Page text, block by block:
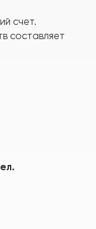
счет.
составляет